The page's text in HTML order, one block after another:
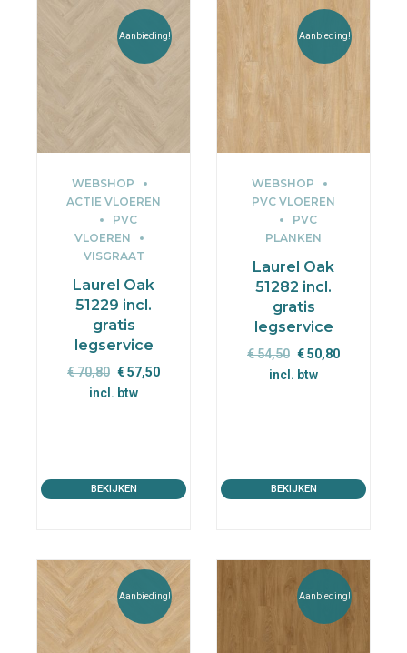
Aanbieding!
WEBSHOP
ACTIE VLOEREN
PVC
VLOEREN
VISGRAAT
Laurel Oak
51229 incl.
gratis
legservice
€70,80 Oorspronkelijke
prijs
€57,50Huidige
incl. btw
BEKIJKEN
Aanbieding!
WEBSHOP
PVC VLOEREN
PVC
PLANKEN
Laurel Oak
51282 incl.
gratis
legservice
€54,50 Oorspronkelijke
prijs
€50,80Huidige
incl. btw
BEKIJKEN
Aanbieding! Aanbieding!